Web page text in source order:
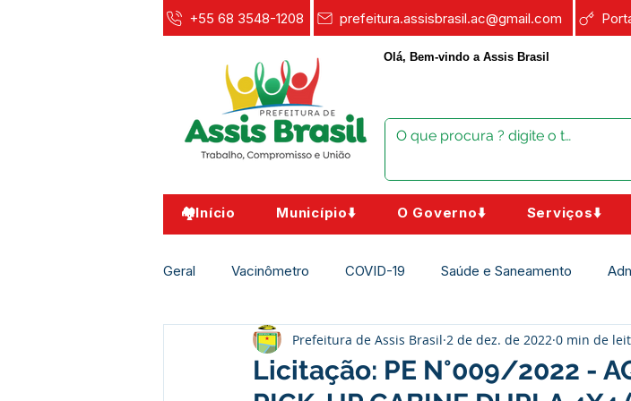
+55 68 3548-1208 prefeitura.assisbrasil.ac@gmail.com
Olá, Bem-vindo a Assis Brasil
🏘️Início Município⬇️ O Governo⬇️ Serviços⬇️
Geral Vacinômetro COVID-19 Saúde e Saneamento
Agricultura e Meio Ambiente Assistência Social Campanhas
Licitação: PE N°009/2022 -
Prefeitura de Assis Brasil 2 de dez. de 2022 0 min de